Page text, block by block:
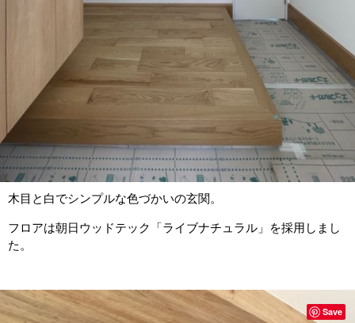
木目と白でシンプルな色づかいの玄関。
フロアは朝日ウッドテック「ライブナチュラル」を採用しまし
た。
Save